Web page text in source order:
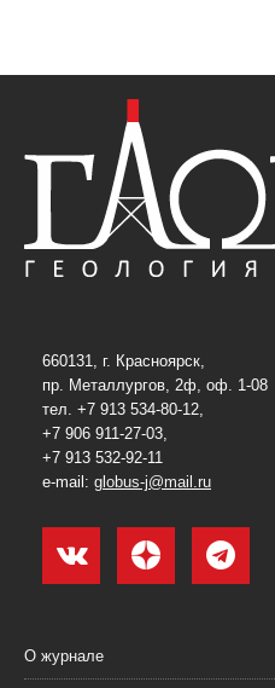
660131, г. Красноярск,
пр. Металлургов, 2ф, оф. 1-08
тел. +7 913 534-80-12,
+7 906 911-27-03,
+7 913 532-92-11
e-mail: globus-j@mail.ru
О журнале